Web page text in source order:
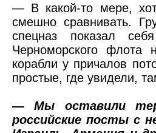
— В какой-то мере,
смешно сравнивать.
спецназ показал
Черноморского флота
корабли у причалов
простые, где увидели,
—Мы оставили
российские посты с